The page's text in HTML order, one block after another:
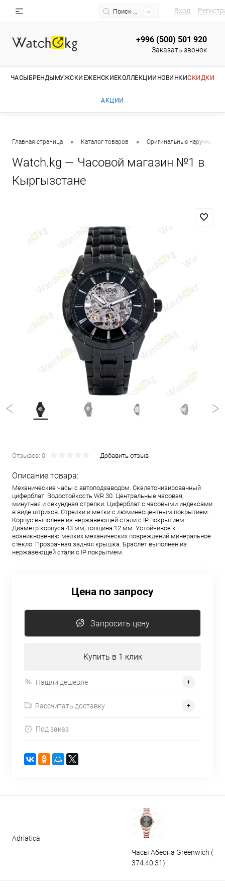
Вход
+996 (500) 501 920
Заказать звонок
ЧАСЫ БРЕНДЫ МУЖСКИЕЖЕНСКИЕКОЛЛЕКЦИИ НОВИНКИСКИДКИ
АКЦИИ
Главная страница • Каталог товаров • Оригинальные наручные
Watch.kg — Часовой магазин №1 в
Кыргызстане
Отзывов: 0 Добавить отзыв
Описание товара:
Механические часы с автоподзаводом. Скелетонизированный
циферблат. Водостойкость WR 30. Центральные часовая,
минутная и секундная стрелки. Циферблат с часовыми индексами
в виде штрихов. Стрелки и метки с люминесцентным покрытием.
Корпус выполнен из нержавеющей стали с IP покрытием.
Диаметр корпуса 43 мм, толщина 12 мм. Устойчивое к
возникновению мелких механических повреждений минеральное
стекло. Прозрачная задняя крышка. Браслет выполнен из
нержавеющей стали с IP покрытием.
Цена по запросу
Запросить цену
Купить в 1 клик
Нашли дешевле
Рассчитать доставку
Под заказ
Adriatica
Часы Абеона Greenwich (GW
374.40.31)